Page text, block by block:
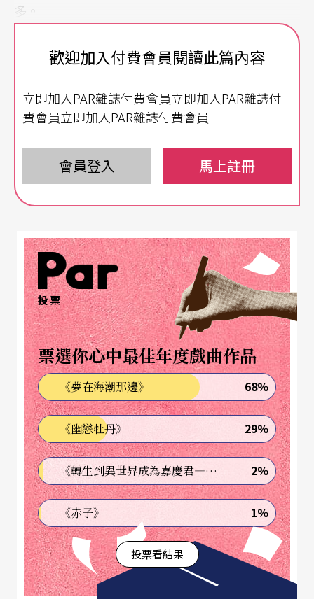
多。
全盛時期的演出與出版
在創作劇本方面，話劇史上重要的作品多半都出現
在這個時期。像田漢的《年夜飯》、《梅雨》、
江暴風雨》、《雪中的行商》、《水銀燈下》、
《暗轉》、《黎明之前》、《初雪之夜》、《女記
利》等寫於一九三○至三七年間。洪深的《農村三
部曲》（包括獨幕劇《五奎橋》、三幕劇《香稻
米》和四幕劇《靑龍潭》）寫於一九三○至三二年
間。李健吾的代表作，像《這不過是春天》、《梁
允達》、《以身作則》、《十三年》、《新學究》
等，也都寫於一九三○至三七年間。夏衍在三○年
代開始他的劇作生涯，一九三五年寫出處女作《賽
金花》，一九三七年完成代表作《上海屋檐下》。
但是在這個時期，最有成就的則應推曹禺。他在一
九三三年至三六年三年間一口氣完成了三部名作
《雷雨》、《日出》和《原野》。特別是《雷
雨》，發表後贏得一致的好評。演出後，獲得更多
的彩聲，成爲文明戲衰微以後唐槐秋於一九三三年
所組織的第一個職業話劇團──「中國旅行劇團」
歡迎加入付費會員閱讀此篇內容
立即加入PAR雜誌付費會員立即加入PAR雜誌付
費會員立即加入PAR雜誌付費會員
會員登入 馬上註冊
投票
票選你心中最佳年度戲曲作品
《夢在海潮那邊》 68%
《幽戀牡丹》 29%
《轉生到異世界成為嘉慶君—發現我的祖先是詐騙集團!?》 2%
《赤子》 1%
投票看結果